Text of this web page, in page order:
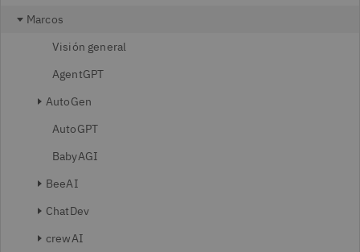
Marcos
Visión general
AgentGPT
AutoGen
AutoGPT
BabyAGI
BeeAI
ChatDev
crewAI